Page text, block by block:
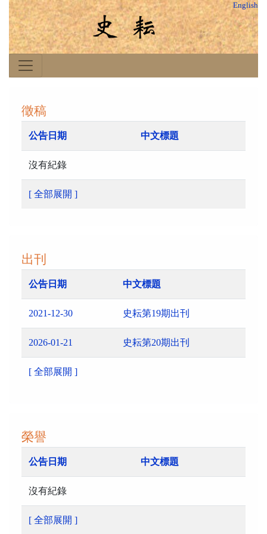
English
徵稿
公告日期 中文標題
沒有紀錄
[ 全部展開 ]
出刊
公告日期 中文標題
2021-12-30 史耘第19期出刊
2026-01-21 史耘第20期出刊
[ 全部展開 ]
榮譽
公告日期 中文標題
沒有紀錄
[ 全部展開 ]